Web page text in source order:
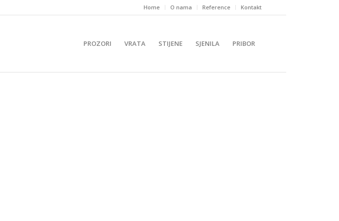
Home O nama Reference Kontakt
PROZORI VRATA STIJENE SJENILA PRIBOR